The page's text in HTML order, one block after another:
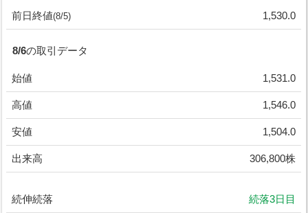
前日終値(8/5) 1,530.0
8/6の取引データ
始値 1,531.0
高値 1,546.0
安値 1,504.0
出来高 306,800株
続伸続落 続落3日目